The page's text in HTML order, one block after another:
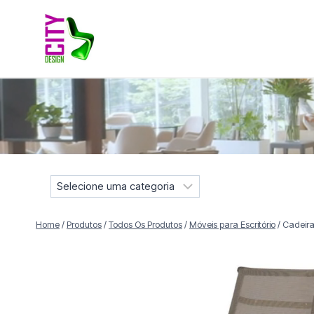
Conteúdo
Móveis selecionados para compor projetos residenciais
e
e
Home / Produtos / Todos Os Produtos / Móveis para Escritório /